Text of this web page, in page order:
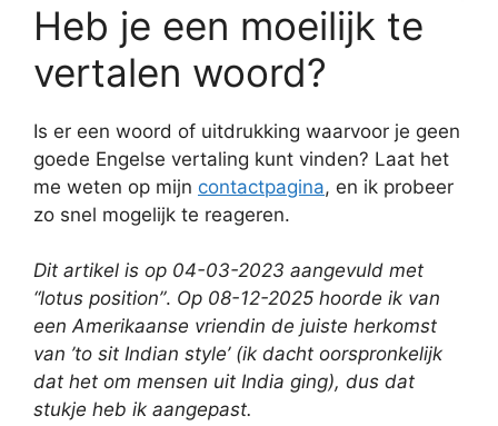
Heb je een moeilijk te
vertalen woord?
Is er een woord of uitdrukking waarvoor je geen
goede Engelse vertaling kunt vinden? Laat het
me weten op mijn contactpagina, en ik probeer
zo snel mogelijk te reageren.
Dit artikel is op 04-03-2023 aangevuld met
“lotus position”. Op 08-12-2025 hoorde ik van
een Amerikaanse vriendin de juiste herkomst
van ’to sit Indian style’ (ik dacht oorspronkelijk
dat het om mensen uit India ging), dus dat
stukje heb ik aangepast.